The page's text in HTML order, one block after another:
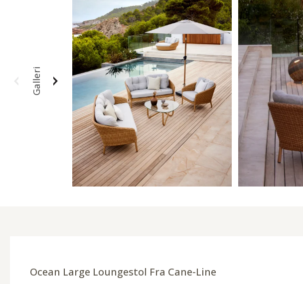
Galleri
Ocean Large Loungestol Fra Cane-Line